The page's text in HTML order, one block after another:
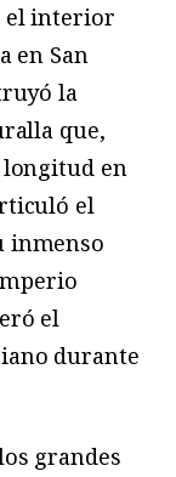
el interior
en San
la
que,
longitud en
el
inmenso
el
durante
grandes